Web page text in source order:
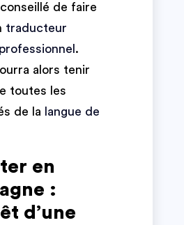
de faire
traducteur
.
alors tenir
toutes les
de la
langue de
en
:
d’une